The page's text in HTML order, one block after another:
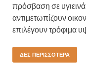
πρόσβαση σε υγιεινά
αντιμετωπίζουν
επιλέγουν τρόφιμα
ΔΕΣ ΠΕΡΙΣΣΌΤΕΡΑ